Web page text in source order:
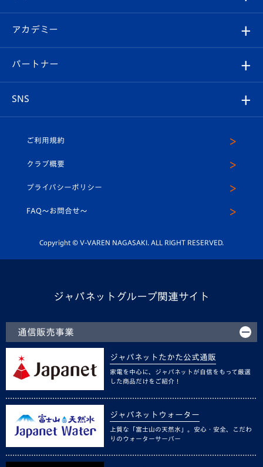
イベント
メディア
ホームタウン
スタッフプロフィール
マスコット紹介
平和祈念活動
ホームタウン活動
Revive Team
ヴィヴィくんの長崎おもてなしガイド
フォトギャラリー
スタジアムグルメ
V-LOVERS（ファンクラブ）
プレイヤーズスイート
オンラインショップ
店舗情報
アカデミー
育成からのお知らせ
U-18
スクール
パートナー
SNS
ヴィヴィくんインスタグラム
公式LINE＠
ご利用規約
クラブ概要
プライバシーポリシー
FAQ〜お問合せ〜
Copyright © V-VAREN NAGASAKI. ALL RIGHT RESERVED.
ジャパネットグループ関連サイト
通信販売事業
ジャパネットたかた公式通販
家電を中心に、ジャパネットが自信をもって厳選
した商品だけをご紹介！
ジャパネットウォーター
上質な「富士山の天然水」。安心・安全、こだわ
りのウォーターサーバー